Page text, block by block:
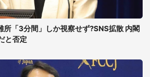
所「3分間」しか視察せず?SNS拡散 内閣
と否定